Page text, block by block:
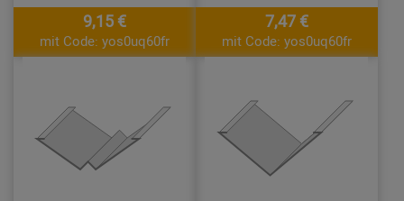
9,15 €
mit Code: yos0uq60fr
7,47 €
mit Code: yos0uq60fr